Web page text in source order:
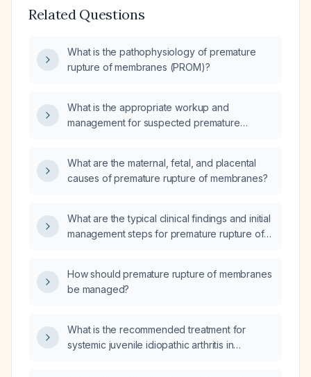
Related Questions
What is the pathophysiology of premature
rupture of membranes (PROM)?
What is the appropriate workup and
management for suspected premature
What are the maternal, fetal, and placental
causes of premature rupture of membranes?
What are the typical clinical findings and initial
management steps for premature rupture of
How should premature rupture of membranes
be managed?
What is the recommended treatment for
systemic juvenile idiopathic arthritis in